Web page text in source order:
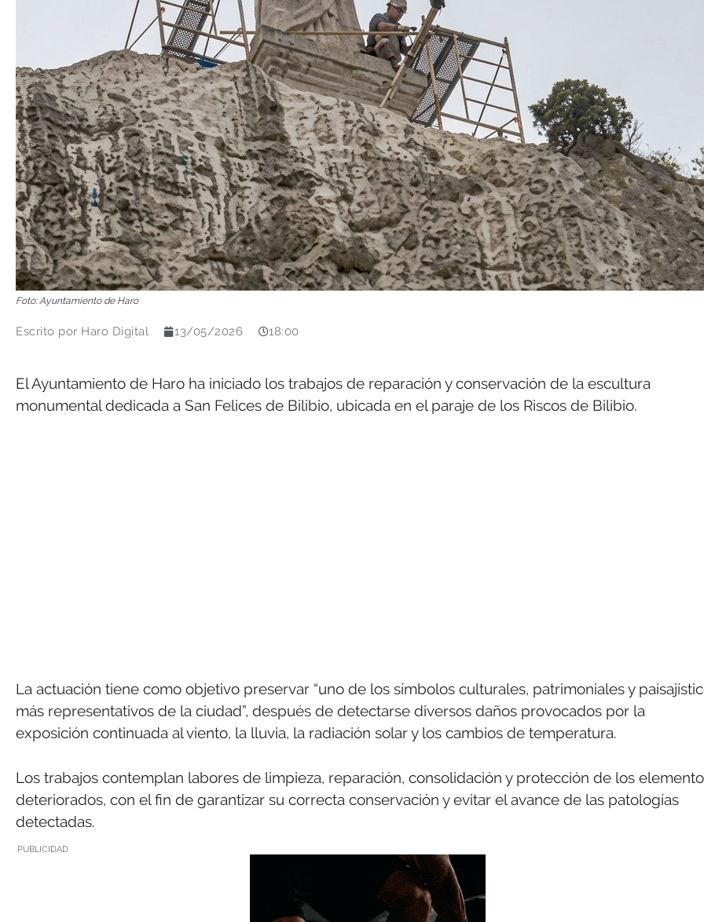
Foto: Ayuntamiento de Haro
Escrito por Haro Digital 13/05/2026 18:00
El Ayuntamiento de Haro ha iniciado los trabajos de reparación y conservación de la escultura
monumental dedicada a San Felices de Bilibio, ubicada en el paraje de los Riscos de Bilibio.
La actuación tiene como objetivo preservar “uno de los símbolos culturales, patrimoniales y
más representativos de la ciudad”, después de detectarse diversos daños provocados por la
exposición continuada al viento, la lluvia, la radiación solar y los cambios de temperatura.
Los trabajos contemplan labores de limpieza, reparación, consolidación y protección de los
deteriorados, con el fin de garantizar su correcta conservación y evitar el avance de las patologías
detectadas.
PUBLICIDAD